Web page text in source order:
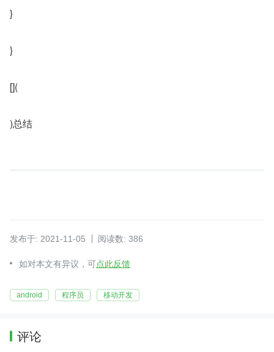
}
}
[](
)总结
发布于: 2021-11-05 阅读数: 386
如对本文有异议，可点此反馈
android 程序员 移动开发
评论